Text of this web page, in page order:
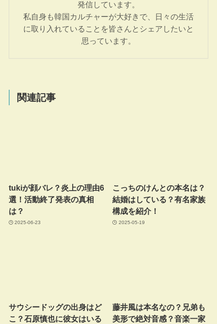
発信しています。
私自身も韓国カルチャーが大好きで、日々の生活
に取り入れていることを皆さんとシェアしたいと
思っています。
関連記事
tukiが顔バレ？炎上の理由6
選！活動終了発表の真相
は？
2025-06-23
こっちのけんとの本名は？
結婚はしている？有名家族
構成を紹介！
2025-05-19
サウシードッグの出身はど
こ？石原慎也に彼女はいる
藤井風は本名なの？兄弟も
美形で絶対音感？音楽一家